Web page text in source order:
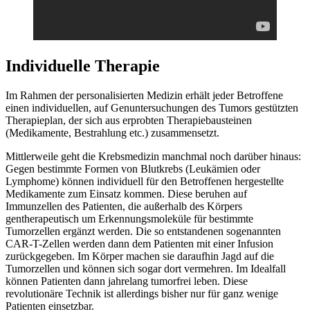
Individuelle Therapie
Im Rahmen der personalisierten Medizin erhält jeder Betroffene
einen individuellen, auf Genuntersuchungen des Tumors gestützten
Therapieplan, der sich aus erprobten Therapiebausteinen
(Medikamente, Bestrahlung etc.) zusammensetzt.
Mittlerweile geht die Krebsmedizin manchmal noch darüber hinaus:
Gegen bestimmte Formen von Blutkrebs (Leukämien oder
Lymphome) können individuell für den Betroffenen hergestellte
Medikamente zum Einsatz kommen. Diese beruhen auf
Immunzellen des Patienten, die außerhalb des Körpers
gentherapeutisch um Erkennungsmoleküle für bestimmte
Tumorzellen ergänzt werden. Die so entstandenen sogenannten
CAR-T-Zellen werden dann dem Patienten mit einer Infusion
zurückgegeben. Im Körper machen sie daraufhin Jagd auf die
Tumorzellen und können sich sogar dort vermehren. Im Idealfall
können Patienten dann jahrelang tumorfrei leben. Diese
revolutionäre Technik ist allerdings bisher nur für ganz wenige
Patienten einsetzbar.